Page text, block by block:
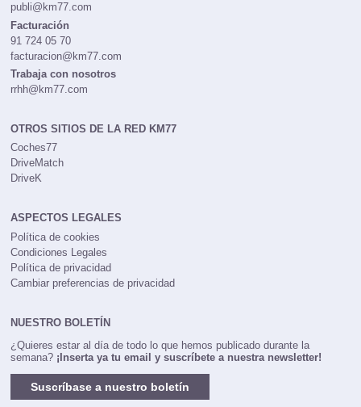
publi@km77.com
Facturación
91 724 05 70
facturacion@km77.com
Trabaja con nosotros
rrhh@km77.com
OTROS SITIOS DE LA RED KM77
Coches77
DriveMatch
DriveK
ASPECTOS LEGALES
Política de cookies
Condiciones Legales
Política de privacidad
Cambiar preferencias de privacidad
NUESTRO BOLETÍN
¿Quieres estar al día de todo lo que hemos publicado durante la
semana? ¡Inserta ya tu email y suscríbete a nuestra newsletter!
Suscríbase a nuestro boletín